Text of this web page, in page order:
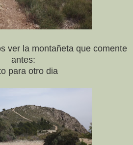
ver la montañeta que comente
antes:
para otro dia